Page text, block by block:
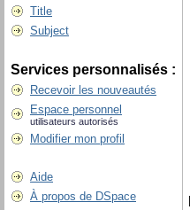
Title
Subject
Services personnalisés :
Recevoir les nouveautés
Espace personnel
utilisateurs autorisés
Modifier mon profil
Aide
À propos de DSpace